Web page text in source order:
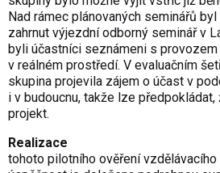
Nad rámec plánovaných seminářů
zahrnut výjezdní odborný seminář v
byli účastníci seznámeni s
v reálném prostředí. V evaluačním
skupina projevila zájem o účast v
i v budoucnu, takže lze
projekt.
Realizace
tohoto pilotního ověření vzdělávacího